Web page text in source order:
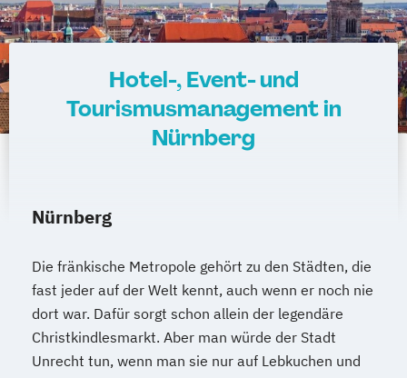
Hotel-, Event- und
Tourismusmanagement in
Nürnberg
Nürnberg
Die fränkische Metropole gehört zu den Städten, die
fast jeder auf der Welt kennt, auch wenn er noch nie
dort war. Dafür sorgt schon allein der legendäre
Christkindlesmarkt. Aber man würde der Stadt
Unrecht tun, wenn man sie nur auf Lebkuchen und